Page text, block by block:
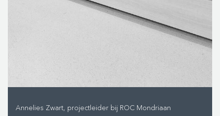
Annelies. “De interieurarchitecten van Gispen dachten
uitstekend mee en brachten onze wensen visueel tot
leven met moodboards en plattegronden. Daarnaast
was er altijd een toegewijde projectleider en een
ervaren voorman op locatie, die ervoor zorgden dat
alles volgens plan verliep.”
Ook tijdens de uitvoering bood Gispen veel
van het project in de gaten, was transparant over
Annelies Zwart, projectleider bij ROC Mondriaan